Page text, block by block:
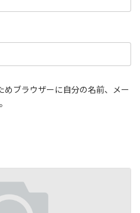
めブラウザーに自分の名前、メー